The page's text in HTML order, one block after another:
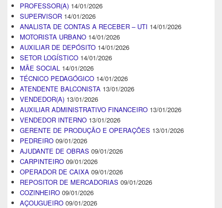
PROFESSOR(A) 14/01/2026
SUPERVISOR 14/01/2026
ANALISTA DE CONTAS A RECEBER – UTI 14/01/2026
MOTORISTA URBANO 14/01/2026
AUXILIAR DE DEPÓSITO 14/01/2026
SETOR LOGÍSTICO 14/01/2026
MÃE SOCIAL 14/01/2026
TÉCNICO PEDAGÓGICO 14/01/2026
ATENDENTE BALCONISTA 13/01/2026
VENDEDOR(A) 13/01/2026
AUXILIAR ADMINISTRATIVO FINANCEIRO 13/01/2026
VENDEDOR INTERNO 13/01/2026
GERENTE DE PRODUÇÃO E OPERAÇÕES 13/01/2026
PEDREIRO 09/01/2026
AJUDANTE DE OBRAS 09/01/2026
CARPINTEIRO 09/01/2026
OPERADOR DE CAIXA 09/01/2026
REPOSITOR DE MERCADORIAS 09/01/2026
COZINHEIRO 09/01/2026
AÇOUGUEIRO 09/01/2026